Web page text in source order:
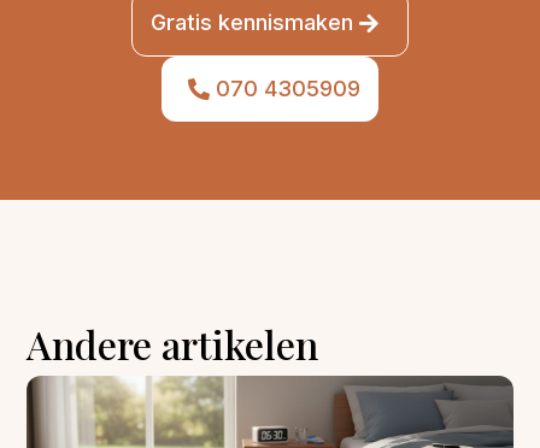
Gratis kennismaken
070 4305909
Andere artikelen